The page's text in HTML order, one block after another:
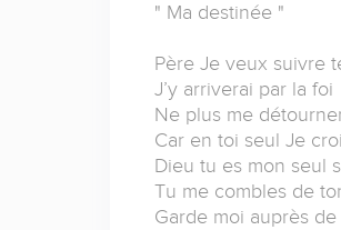
" Ma destinée "
Père Je veux suivre
J’y arriverai par la foi
Ne plus me
Car en toi seul Je
Dieu tu es mon seul
Tu me combles de
Garde moi auprès de